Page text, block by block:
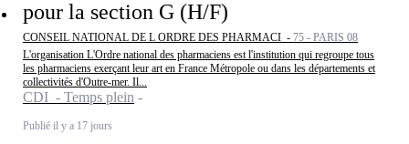
pour la section G (H/F)
CONSEIL NATIONAL DE L ORDRE DES PHARMACI - 75 - PARIS 08
L'organisation L'Ordre national des pharmaciens est l'institution qui regroupe tous
les pharmaciens exerçant leur art en France Métropole ou dans les départements et
collectivités d'Outre-mer. Il...
CDI - Temps plein
Publié il y a 17 jours